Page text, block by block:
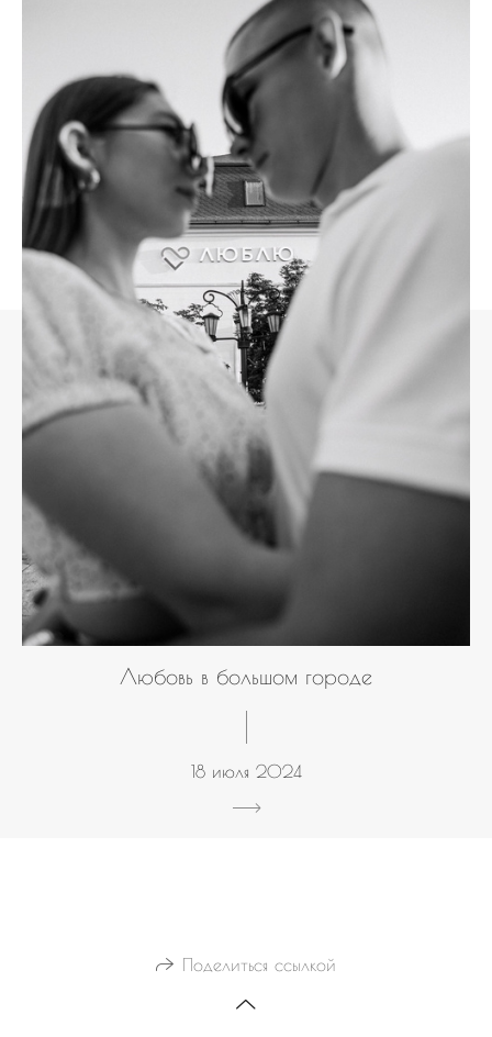
Любовь в большом городе
18 июля 2024
Поделиться ссылкой